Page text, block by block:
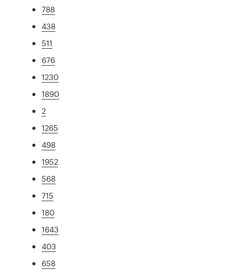
788
438
511
676
1230
1890
2
1265
498
1952
568
715
180
1643
403
658